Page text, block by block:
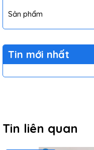
Sản phẩm
Tin mới nhất
Tin liên quan